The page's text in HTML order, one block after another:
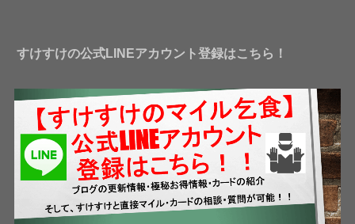
すけすけの公式LINEアカウント登録はこちら！